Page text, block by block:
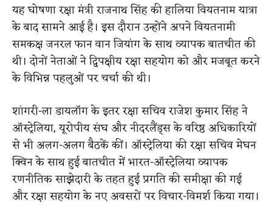
यह घोषणा रक्षा मंत्री राजनाथ सिंह की हालिया वियतनाम यात्रा
के बाद सामने आई है। इस दौरान उन्होंने अपने वियतनामी
समकक्ष जनरल फान वान जियांग के साथ व्यापक बातचीत की
थी। दोनों नेताओं ने द्विपक्षीय रक्षा सहयोग को और मजबूत करने
के विभिन्न पहलुओं पर चर्चा की थी।
शांगरी-ला डायलॉग के इतर रक्षा सचिव राजेश कुमार सिंह ने
ऑस्ट्रेलिया, यूरोपीय संघ और नीदरलैंड्स के वरिष्ठ अधिकारियों
से भी अलग-अलग बैठकें कीं। ऑस्ट्रेलिया की रक्षा सचिव मेघन
क्विन के साथ हुई बातचीत में भारत-ऑस्ट्रेलिया व्यापक
रणनीतिक साझेदारी के तहत हुई प्रगति की समीक्षा की गई
और रक्षा सहयोग के नए अवसरों पर विचार-विमर्श किया गया।